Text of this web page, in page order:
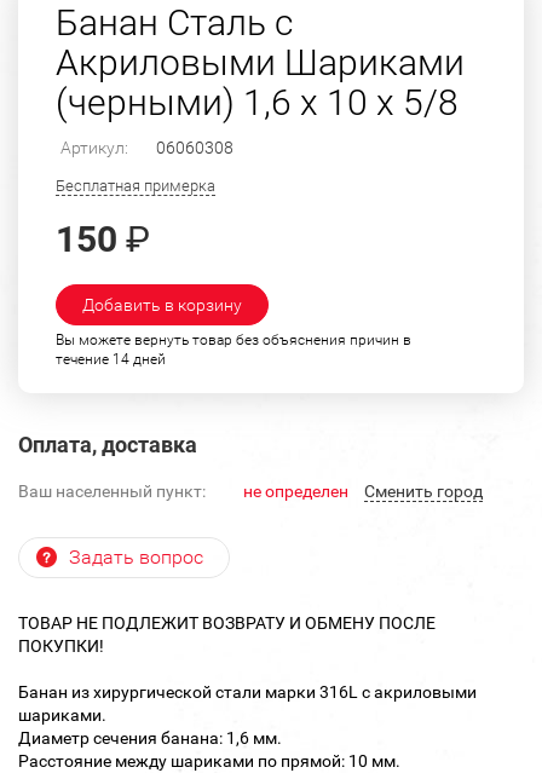
Банан Сталь с
Акриловыми Шариками
(черными) 1,6 х 10 х 5/8
Артикул: 06060308
Бесплатная примерка
150 ₽
Добавить в корзину
Вы можете вернуть товар без объяснения причин в
течение 14 дней
Оплата, доставка
Ваш населенный пункт: не определен Cменить город
Задать вопрос
ТОВАР НЕ ПОДЛЕЖИТ ВОЗВРАТУ И ОБМЕНУ ПОСЛЕ
ПОКУПКИ!
Банан из хирургической стали марки 316L с акриловыми
шариками.
Диаметр сечения банана: 1,6 мм.
Расстояние между шариками по прямой: 10 мм.